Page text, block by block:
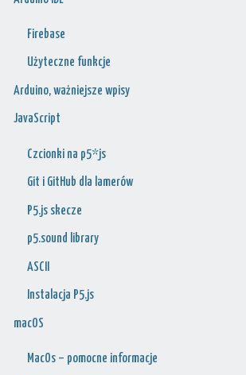
Firebase
Użyteczne funkcje
Arduino, ważniejsze wpisy
JavaScript
Czcionki na p5*js
Git i GitHub dla lamerów
P5.js skecze
p5.sound library
ASCII
Instalacja P5.js
macOS
MacOs – pomocne informacje